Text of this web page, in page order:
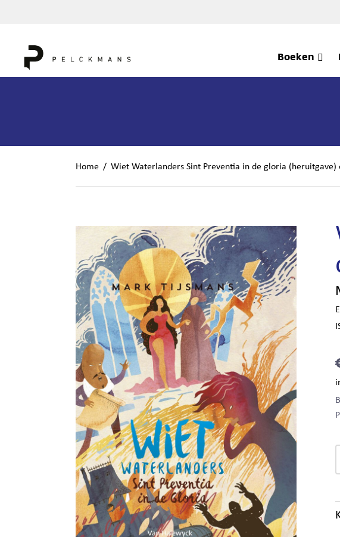
Boeken
Home / Wiet Waterlanders Sint Preventia in de gloria (heruitgave)